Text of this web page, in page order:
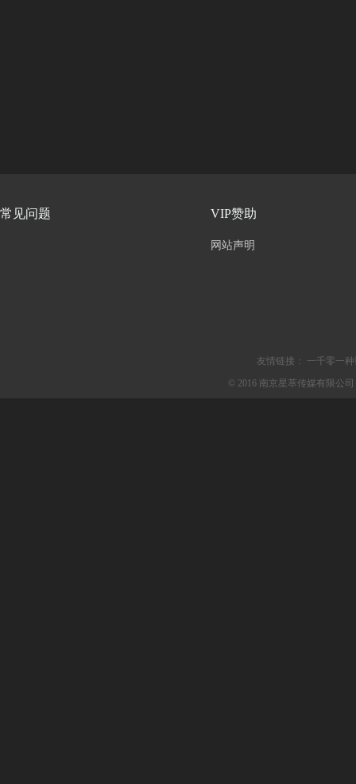
常见问题 VIP赞助
网站声明
友情链接：
一千零一
© 2016 南京星萃传媒有限公司